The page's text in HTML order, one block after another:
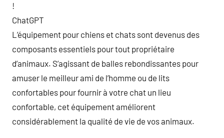
!
ChatGPT
L’équipement pour chiens et chats sont devenus des
composants essentiels pour tout propriétaire
d’animaux. S’agissant de balles rebondissantes pour
amuser le meilleur ami de l’homme ou de lits
confortables pour fournir à votre chat un lieu
confortable, cet équipement améliorent
considérablement la qualité de vie de vos animaux.